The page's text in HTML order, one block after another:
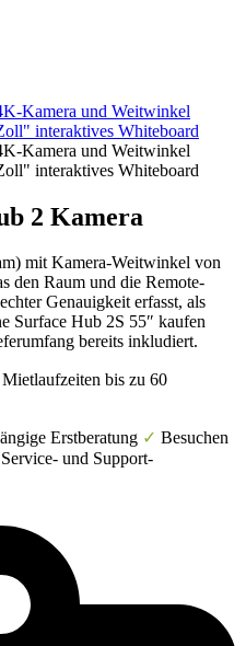
2 Kamera
mit Kamera-Weitwinkel von
den Raum und die Remote-
Genauigkeit erfasst, als
Surface Hub 2S 55″ kaufen
bereits inkludiert.
bis zu 60
Erstberatung ✓ Besuchen
Service- und Support-